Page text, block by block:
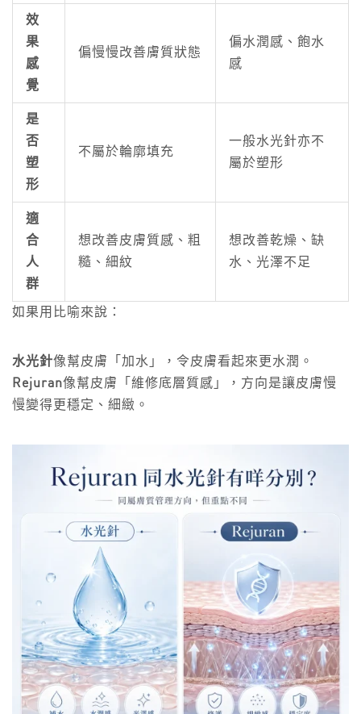
效
果
感
覺
偏慢慢改善膚質狀態
偏水潤感、飽水
感
是
否
塑
形
不屬於輪廓填充
一般水光針亦不
屬於塑形
適
合
人
群
想改善皮膚質感、粗
糙、細紋
想改善乾燥、缺
水、光澤不足
如果用比喻來說：
水光針像幫皮膚「加水」，令皮膚看起來更水潤。
Rejuran像幫皮膚「維修底層質感」，方向是讓皮膚慢
慢變得更穩定、細緻。